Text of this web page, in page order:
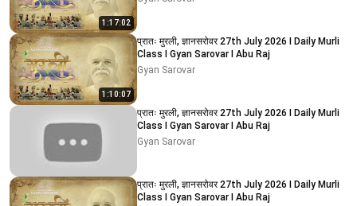
1:17:02
1:10:07
प्रातः मुरली, ज्ञानसरोवर 27th July 2026 I Daily Murli
Class I Gyan Sarovar I Abu Raj
Gyan Sarovar
प्रातः मुरली, ज्ञानसरोवर 27th July 2026 I Daily Murli
Class I Gyan Sarovar I Abu Raj
Gyan Sarovar
प्रातः मुरली, ज्ञानसरोवर 27th July 2026 I Daily Murli
Class I Gyan Sarovar I Abu Raj